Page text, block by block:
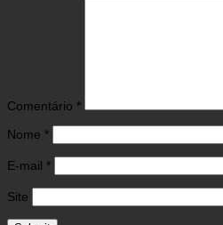
Comentário *
Nome *
E-mail *
Site